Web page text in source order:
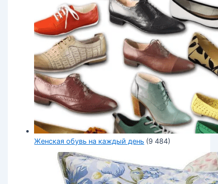
Женская обувь на каждый день (9 484)